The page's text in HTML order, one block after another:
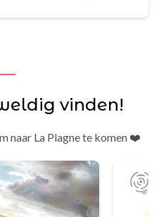
vinden!
naar La Plagne te komen ❤️